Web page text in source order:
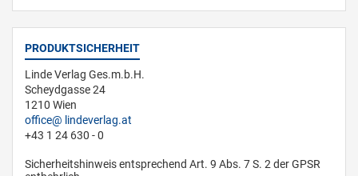
PRODUKTSICHERHEIT
Linde Verlag Ges.m.b.H.
Scheydgasse 24
1210 Wien
office
lindeverlag.at
+43 1 24 630 - 0
Sicherheitshinweis entsprechend Art. 9 Abs. 7 S. 2 der GPSR